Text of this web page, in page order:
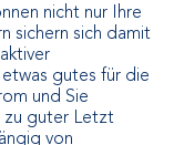
nicht nur Ihre
sichern sich damit
gutes für die
und Sie
zu guter Letzt
von